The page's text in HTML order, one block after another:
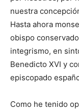
nuestra
Hasta ahora
obispo
integrismo, en
Benedicto XVI y
episcopado
Como he tenido